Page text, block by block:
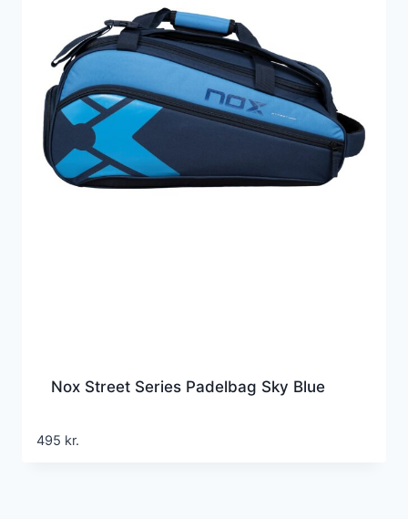
Nox Street Series Padelbag Sky Blue
495 kr.